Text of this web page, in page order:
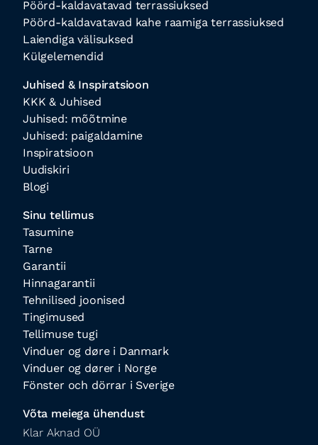
Pöörd-kaldavatavad terrassiuksed
Pöörd-kaldavatavad kahe raamiga terrassiuksed
Laiendiga välisuksed
Külgelemendid
Juhised & Inspiratsioon
KKK & Juhised
Juhised: mõõtmine
Juhised: paigaldamine
Inspiratsioon
Uudiskiri
Blogi
Sinu tellimus
Tasumine
Tarne
Garantii
Hinnagarantii
Tehnilised joonised
Tingimused
Tellimuse tugi
Vinduer og døre i Danmark
Vinduer og dører i Norge
Fönster och dörrar i Sverige
Võta meiega ühendust
Klar Aknad OÜ